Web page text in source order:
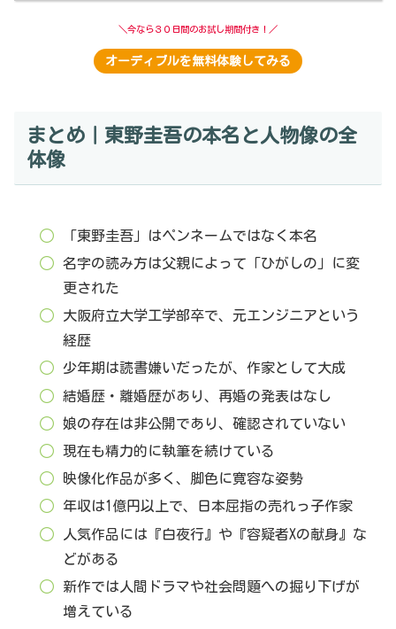
＼今なら３０日間のお試し期間付き！／
オーディブルを無料体験してみる
まとめ｜東野圭吾の本名と人物像の全
体像
「東野圭吾」はペンネームではなく本名
名字の読み方は父親によって「ひがしの」に変
更された
大阪府立大学工学部卒で、元エンジニアという
経歴
少年期は読書嫌いだったが、作家として大成
結婚歴・離婚歴があり、再婚の発表はなし
娘の存在は非公開であり、確認されていない
現在も精力的に執筆を続けている
映像化作品が多く、脚色に寛容な姿勢
年収は1億円以上で、日本屈指の売れっ子作家
人気作品には『白夜行』や『容疑者Xの献身』な
どがある
新作では人間ドラマや社会問題への掘り下げが
増えている